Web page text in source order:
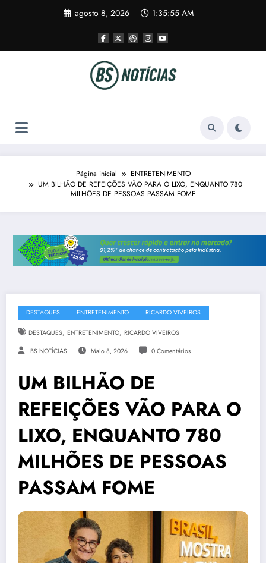
agosto 8, 2026 1:35:55 AM
Página inicial
ENTRETENIMENTO
UM BILHÃO DE REFEIÇÕES VÃO PARA O LIXO, ENQUANTO 780
MILHÕES DE PESSOAS PASSAM FOME
DESTAQUES ENTRETENIMENTO RICARDO VIVEIROS
DESTAQUES, ENTRETENIMENTO, RICARDO VIVEIROS
BS NOTÍCIAS Maio 8, 2026 0 Comentários
UM BILHÃO DE
REFEIÇÕES VÃO PARA O
LIXO, ENQUANTO 780
MILHÕES DE PESSOAS
PASSAM FOME